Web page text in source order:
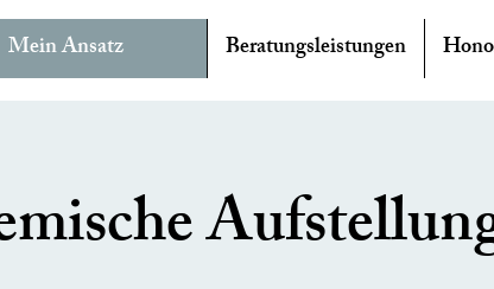
Mein Ansatz Beratungsleistungen